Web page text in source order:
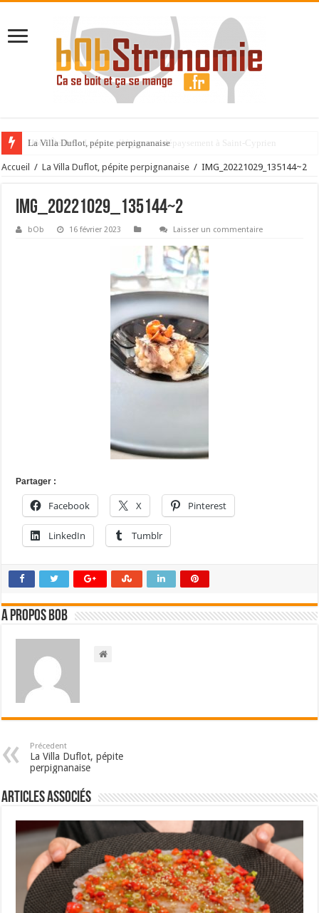
La Villa Duflot, pépite perpignanaise
Accueil / La Villa Duflot, pépite perpignanaise / IMG_20221029_135144~2
IMG_20221029_135144~2
bOb 16 février 2023 Laisser un commentaire
Partager :
Facebook X Pinterest
LinkedIn Tumblr
A propos bOb
Précedent
La Villa Duflot, pépite
perpignanaise
Articles associés